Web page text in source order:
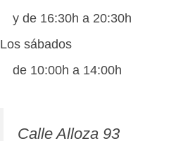
y de 16:30h a 20:30h
Los sábados
de 10:00h a 14:00h
Calle Alloza 93